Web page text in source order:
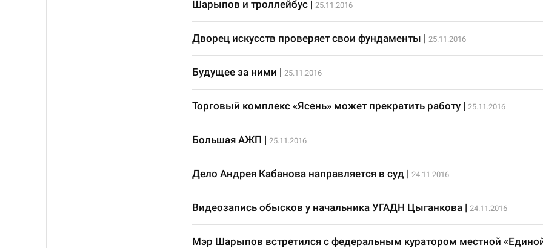
Шарыпов и троллейбус| 25.11.2016
Дворец искусств проверяет свои фундаменты | 25.11.2016
Будущее за ними | 25.11.2016
Торговый комплекс «Ясень» может прекратить работу| 25.11.2016
Большая АЖП | 25.11.2016
Дело Андрея Кабанова направляется в суд| 24.11.2016
Видеозапись обысков у начальника УГАДН Цыганкова| 24.11.2016
Мэр Шарыпов встретился с федеральным куратором местной